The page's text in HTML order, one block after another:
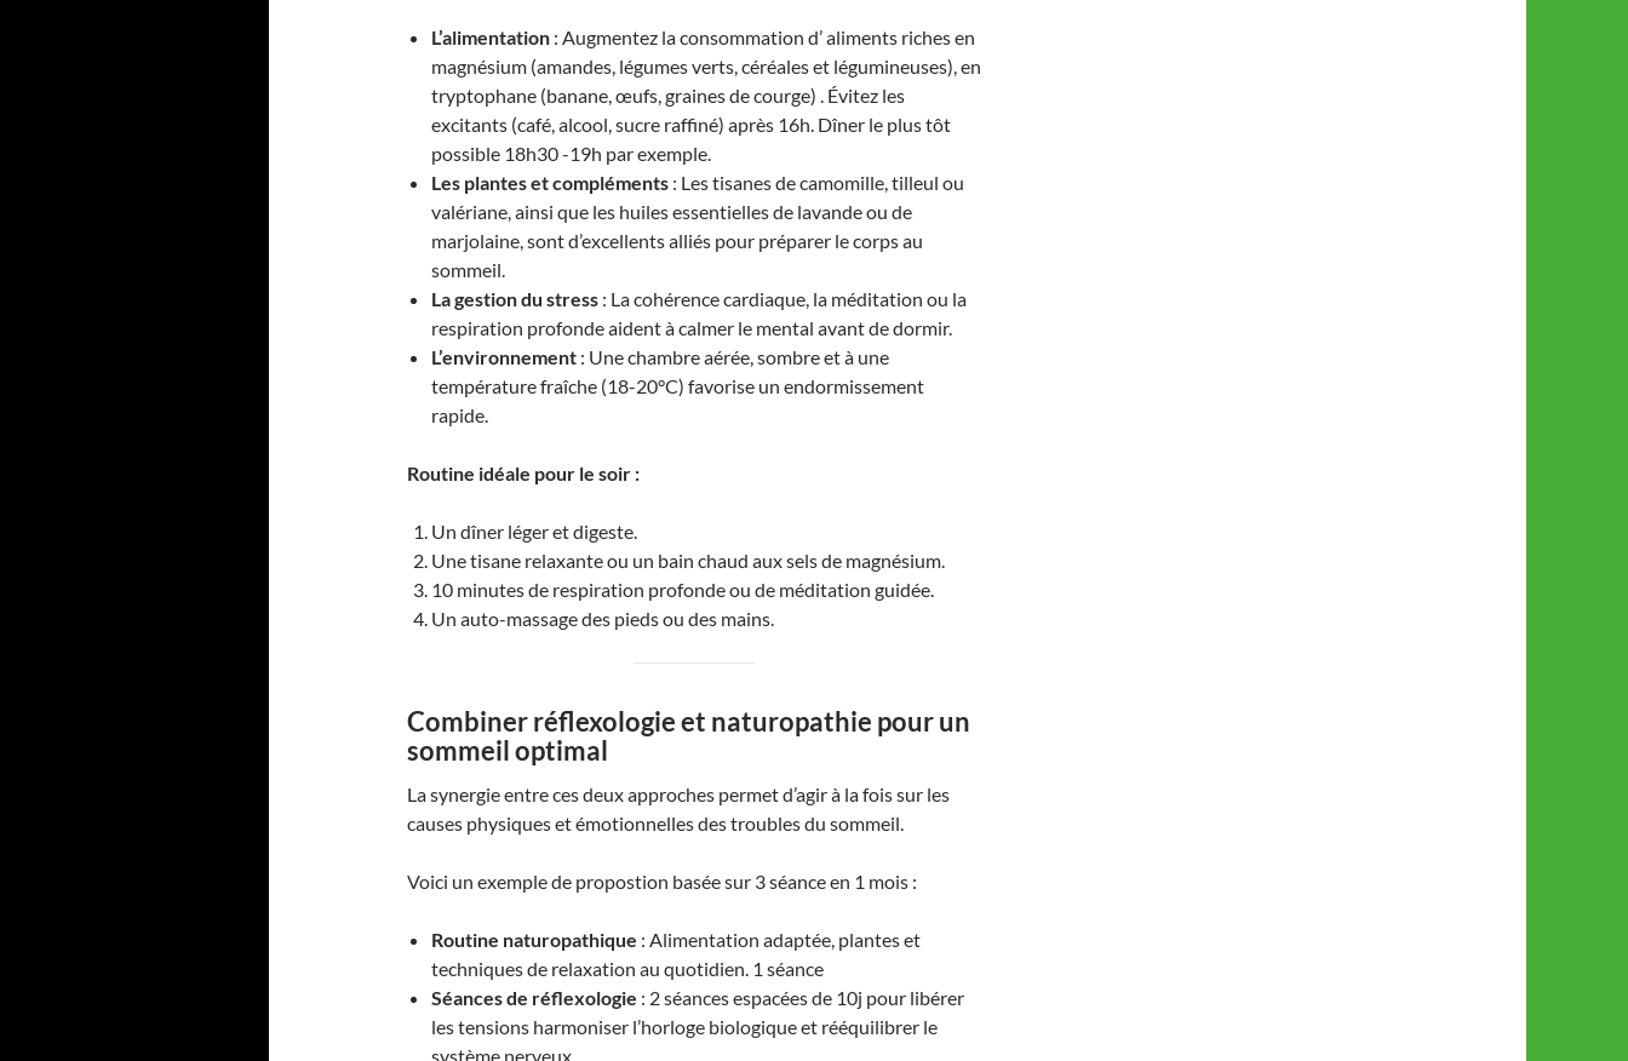
L’alimentation : Augmentez la consommation d’ aliments riches en
magnésium (amandes, légumes verts, céréales et légumineuses), en
tryptophane (banane, œufs, graines de courge) . Évitez les
excitants (café, alcool, sucre raffiné) après 16h. Dîner le plus tôt
possible 18h30 -19h par exemple.
Les plantes et compléments : Les tisanes de camomille, tilleul ou
valériane, ainsi que les huiles essentielles de lavande ou de
marjolaine, sont d’excellents alliés pour préparer le corps au
sommeil.
La gestion du stress : La cohérence cardiaque, la méditation ou la
respiration profonde aident à calmer le mental avant de dormir.
L’environnement : Une chambre aérée, sombre et à une
température fraîche (18-20°C) favorise un endormissement
rapide.
Routine idéale pour le soir :
Un dîner léger et digeste.
Une tisane relaxante ou un bain chaud aux sels de magnésium.
10 minutes de respiration profonde ou de méditation guidée.
Un auto-massage des pieds ou des mains.
Combiner réflexologie et naturopathie pour un
sommeil optimal
La synergie entre ces deux approches permet d’agir à la fois sur les
causes physiques et émotionnelles des troubles du sommeil.
Voici un exemple de propostion basée sur 3 séance en 1 mois :
Routine naturopathique : Alimentation adaptée, plantes et
techniques de relaxation au quotidien. 1 séance
Séances de réflexologie : 2 séances espacées de 10j pour libérer
les tensions harmoniser l’horloge biologique et rééquilibrer le
système nerveux.